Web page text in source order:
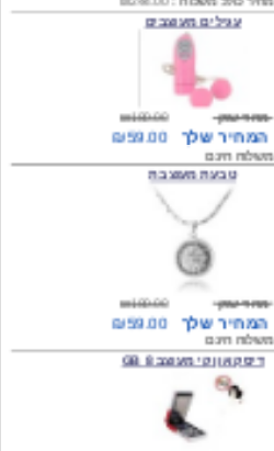
₪180.00 מחיר שוק
המחיר שלך
משלוח חינם
טבעת מעוצבת
המחיר שלך
משלוח חינם
דיסק און קי מעוצב 8 GB
₪89.00
המחיר שלך
משלוח חינם